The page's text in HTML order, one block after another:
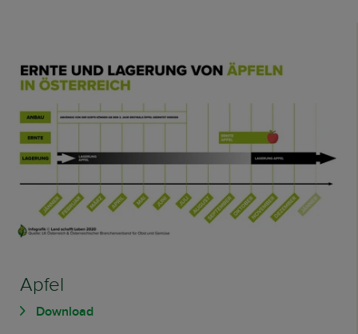
Apfel
Download